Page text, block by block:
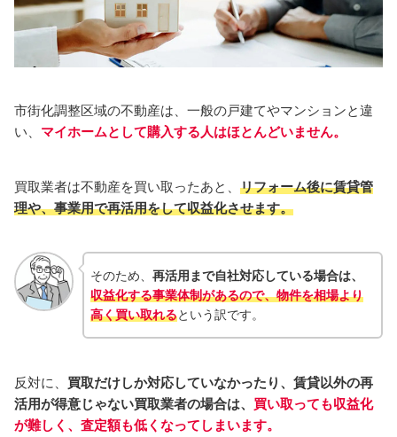
市街化調整区域の不動産は、一般の戸建てやマンションと違
い、 マイホームとして購入する人はほとんどいません。
買取業者は不動産を買い取ったあと、 リフォーム後に賃貸管
理や、事業用で再活用をして収益化させます。
そのため、 再活用まで自社対応している場合は、
収益化する事業体制があるので、物件を相場より
高く買い取れるという訳です。
反対に、 買取だけしか対応していなかったり、賃貸以外の再
活用が得意じゃない買取業者の場合は、 買い取っても収益化
が難しく、査定額も低くなってしまいます。